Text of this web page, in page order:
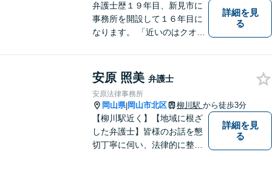
弁護士歴１９年目、新見市に
事務所を開設して１６年目に
なります。 「近いのはクオリ
も「近い」法律事務所となれ
るよう職員一同頑張っていま
す。 お気軽にお問い合わせく
ださい。
詳細を見
る
安原 照美 弁護士
安原法律事務所
岡山県|岡山市北区 柳川駅 から徒歩3分
【柳川駅近く】【地域に根ざ
した弁護士】皆様のお話を懇
切丁寧に伺い、法律的に整理
詳細を見
る